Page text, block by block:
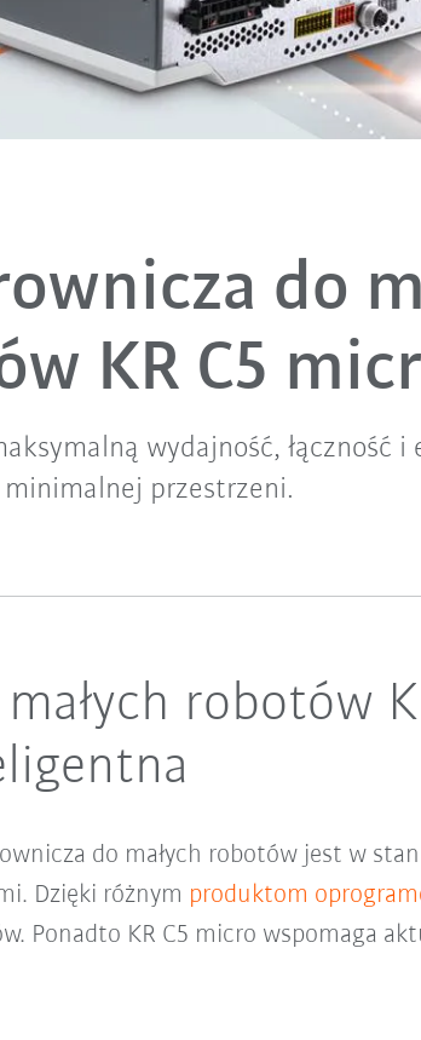
do
KR C5
wydajność, łączność i
minimalnej przestrzeni.
robotów
do małych robotów jest w
Dzięki różnym produktom
Ponadto KR C5 micro wspomaga